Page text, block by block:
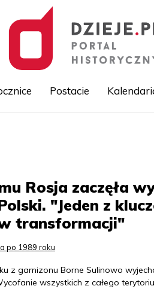
Postacie
Rosja zaczęła
"Jeden z
transformacji"
po 1989 roku
z garnizonu Borne Sulinowo
wszystkich z całego